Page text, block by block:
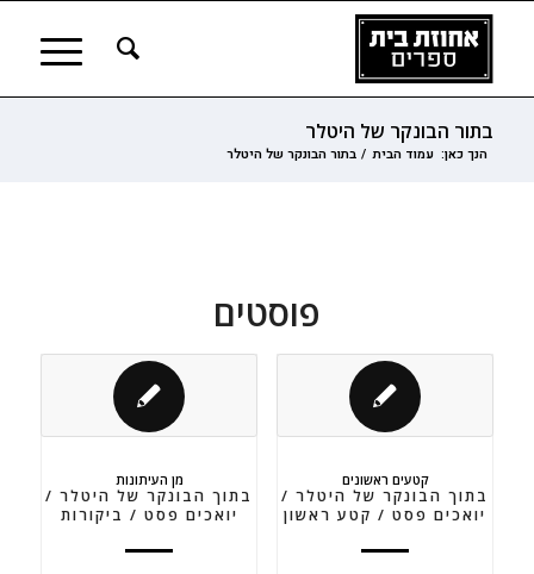
בתור הבונקר של היטלר
הנך כאן: עמוד הבית / בתור הבונקר של היטלר
פוסטים
קטעים ראשונים
בתוך הבונקר של היטלר /
יואכים פסט / קטע ראשון
מן העיתונות
בתוך הבונקר של היטלר /
יואכים פסט / ביקורות